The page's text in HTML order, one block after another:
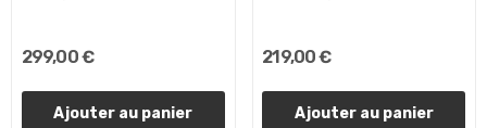
299,00 €
Ajouter au panier
219,00 €
Ajouter au panier